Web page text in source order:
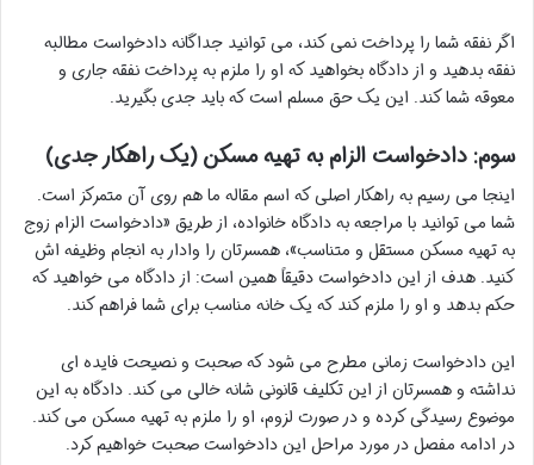
اگر نفقه شما را پرداخت نمی کند، می توانید جداگانه دادخواست مطالبه
نفقه بدهید و از دادگاه بخواهید که او را ملزم به پرداخت نفقه جاری و
معوقه شما کند. این یک حق مسلم است که باید جدی بگیرید.
سوم: دادخواست الزام به تهیه مسکن (یک راهکار جدی)
اینجا می رسیم به راهکار اصلی که اسم مقاله ما هم روی آن متمرکز است.
شما می توانید با مراجعه به دادگاه خانواده، از طریق «دادخواست الزام زوج
به تهیه مسکن مستقل و متناسب»، همسرتان را وادار به انجام وظیفه اش
کنید. هدف از این دادخواست دقیقاً همین است: از دادگاه می خواهید که
حکم بدهد و او را ملزم کند که یک خانه مناسب برای شما فراهم کند.
این دادخواست زمانی مطرح می شود که صحبت و نصیحت فایده ای
نداشته و همسرتان از این تکلیف قانونی شانه خالی می کند. دادگاه به این
موضوع رسیدگی کرده و در صورت لزوم، او را ملزم به تهیه مسکن می کند.
در ادامه مفصل در مورد مراحل این دادخواست صحبت خواهیم کرد.